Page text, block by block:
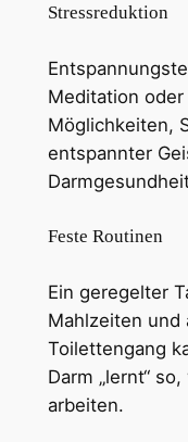
Stressreduktion
Meditation
Möglichkeiten,
entspannter
Feste Routinen
Ein geregelter
Mahlzeiten und
Toilettengang
Darm „lernt“
arbeiten.